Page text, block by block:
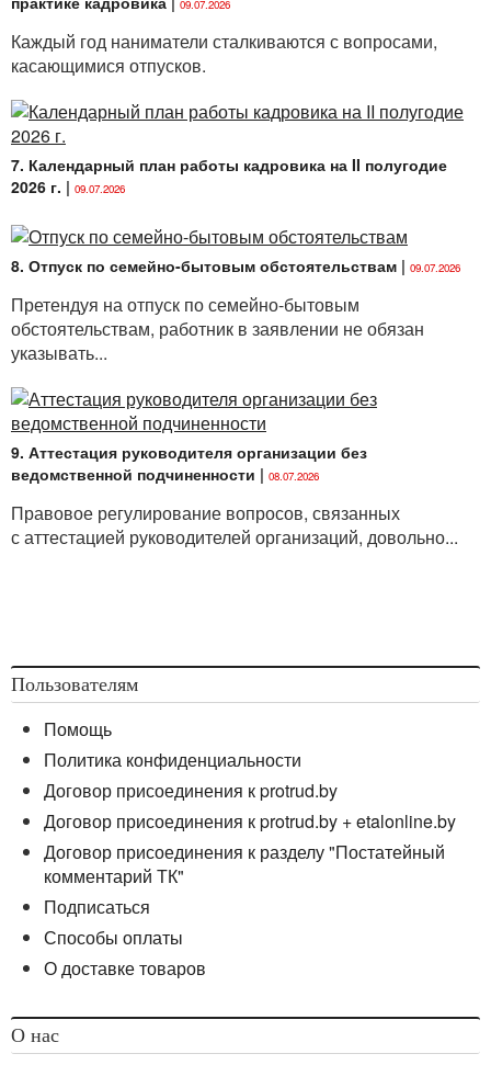
09.07.2026
Каждый год наниматели сталкиваются с вопросами,
касающимися отпусков.
7. Календарный план работы кадровика на II полугодие
2026 г. | 09.07.2026
8. Отпуск по семейно-бытовым обстоятельствам | 09.07.2026
Претендуя на отпуск по семейно-бытовым
обстоятельствам, работник в заявлении не обязан
указывать...
9. Аттестация руководителя организации без
ведомственной подчиненности | 08.07.2026
Правовое регулирование вопросов, связанных
с аттестацией руководителей организаций, довольно...
Пользователям
Помощь
Политика конфиденциальности
Договор присоединения к protrud.by
Договор присоединения к protrud.by + etalonline.by
Договор присоединения к разделу "Постатейный
комментарий ТК"
Подписаться
Способы оплаты
О доставке товаров
О нас